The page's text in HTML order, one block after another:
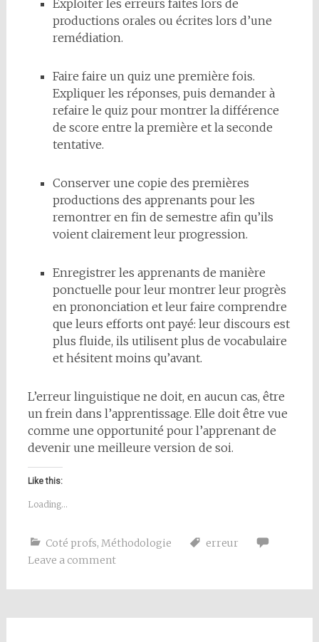
Exploiter les erreurs faites lors de
productions orales ou écrites lors d’une
remédiation.
Faire faire un quiz une première fois.
Expliquer les réponses, puis demander à
refaire le quiz pour montrer la différence
de score entre la première et la seconde
tentative.
Conserver une copie des premières
productions des apprenants pour les
remontrer en fin de semestre afin qu’ils
voient clairement leur progression.
Enregistrer les apprenants de manière
ponctuelle pour leur montrer leur progrès
en prononciation et leur faire comprendre
que leurs efforts ont payé: leur discours est
plus fluide, ils utilisent plus de vocabulaire
et hésitent moins qu’avant.
L’erreur linguistique ne doit, en aucun cas, être
un frein dans l’apprentissage. Elle doit être vue
comme une opportunité pour l’apprenant de
devenir une meilleure version de soi.
Like this:
Loading...
Coté profs, Méthodologie
erreur
Leave a comment